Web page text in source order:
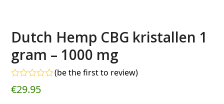
Dutch Hemp CBG kristallen 1
gram – 1000 mg
Gewaardeerd
0
(be the first to review)
€29.95